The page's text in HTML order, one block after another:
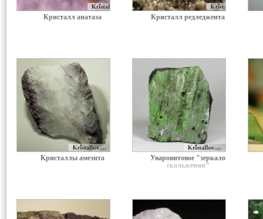
Кристалл анатаза Кристалл редледжеита
Кристаллы амезита
Уваровитовое "зеркало
скольжения"